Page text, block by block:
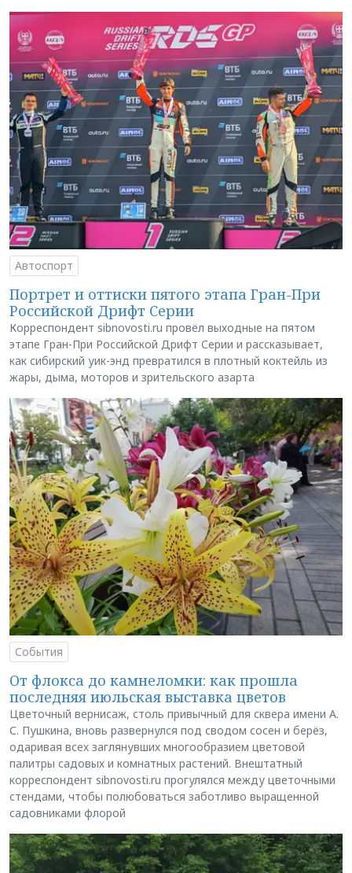
Автоспорт
Портрет и оттиски пятого этапа Гран-При
Российской Дрифт Серии
Корреспондент sibnovosti.ru провёл выходные на пятом
этапе Гран-При Российской Дрифт Серии и рассказывает,
как сибирский уик-энд превратился в плотный коктейль из
жары, дыма, моторов и зрительского азарта
События
От флокса до камнеломки: как прошла
последняя июльская выставка цветов
Цветочный вернисаж, столь привычный для сквера имени А.
С. Пушкина, вновь развернулся под сводом сосен и берёз,
одаривая всех заглянувших многообразием цветовой
палитры садовых и комнатных растений. Внештатный
корреспондент sibnovosti.ru прогулялся между цветочными
стендами, чтобы полюбоваться заботливо выращенной
садовниками флорой